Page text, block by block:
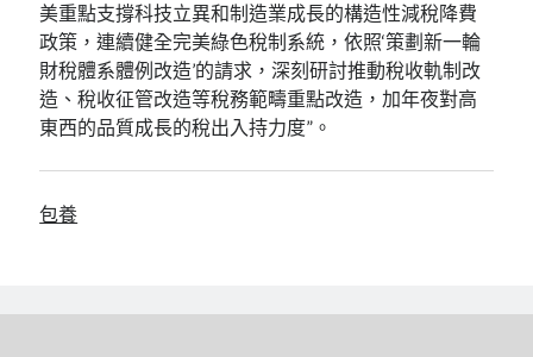
美重點支撐科技立異和制造業成長的構造性減稅降費
政策，連續健全完美綠色稅制系統，依照‘策劃新一輪
財稅體系體例改造’的請求，深刻研討推動稅收軌制改
造、稅收征管改造等稅務範疇重點改造，加年夜對高
東西的品質成長的稅出入持力度”。
包養